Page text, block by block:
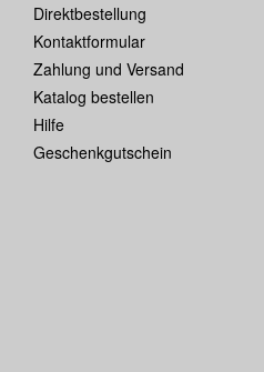
Direktbestellung
Kontaktformular
Zahlung und Versand
Katalog bestellen
Hilfe
Geschenkgutschein